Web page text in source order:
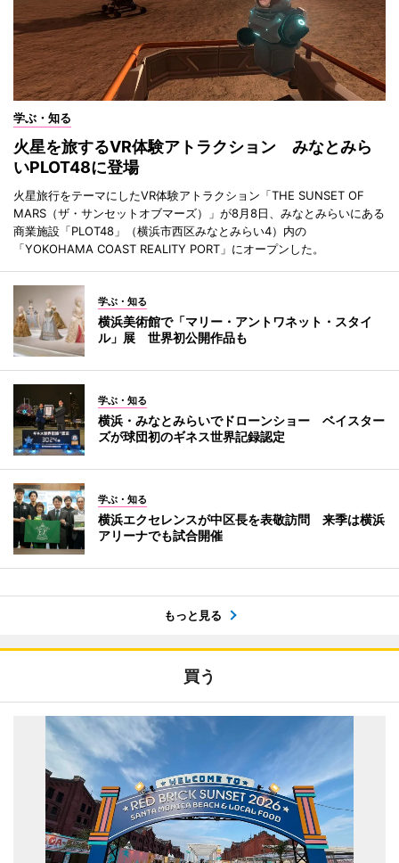
学ぶ・知る
火星を旅するVR体験アトラクション みなとみら
いPLOT48に登場
火星旅行をテーマにしたVR体験アトラクション「THE SUNSET OF
MARS（ザ・サンセットオブマーズ）」が8月8日、みなとみらいにある
商業施設「PLOT48」（横浜市西区みなとみらい4）内の
「YOKOHAMA COAST REALITY PORT」にオープンした。
学ぶ・知る
横浜美術館で「マリー・アントワネット・スタイ
ル」展 世界初公開作品も
学ぶ・知る
横浜・みなとみらいでドローンショー ベイスター
ズが球団初のギネス世界記録認定
学ぶ・知る
横浜エクセレンスが中区長を表敬訪問 来季は横浜
アリーナでも試合開催
もっと見る
買う